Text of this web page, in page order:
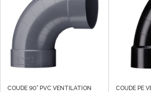
COUDE 90° PVC VENTILATION COUDE PE